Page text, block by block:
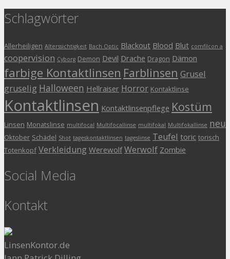
Schlagwörter
Allerheiligen Alterssichtigkeit Bach Optic Blackout Blood Blut comfilcon a
coopervision Cyborg Demon Devil Drache Dragon Dämon
farbige Kontaktlinsen Farblinsen Grusel
gruselig Halloween Hellraiser Horror Kontaktlinse
Kontaktlinsen Kontaktlinsenpflege Kostüm
Linsen Monatslinse multifocal Multifocallinse multifokal Multifokallinse neu
Oktober Schädel Shot tageskontaktlinsen tageslinse Teufel toric torisch
Totenkopf Verkleidung Werewolf Werwolf Zombie
Social Media
Kontakt
LinsenKontor.de